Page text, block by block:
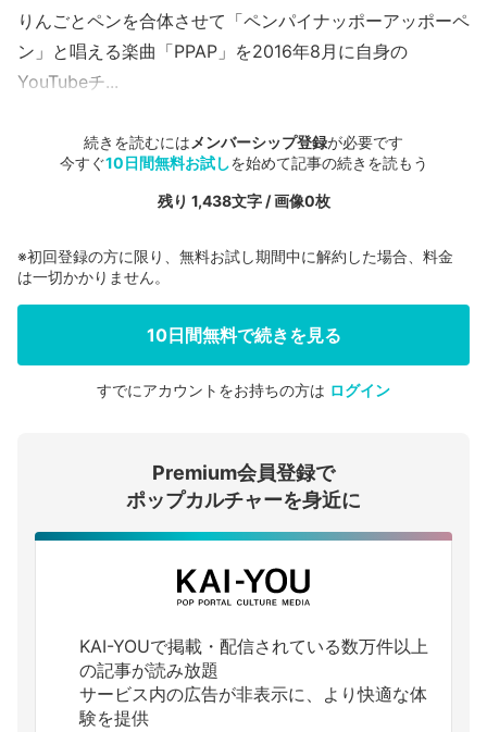
りんごとペンを合体させて「ペンパイナッポーアッポーペ
ン」と唱える楽曲「PPAP」を2016年8月に自身の
YouTubeチ...
続きを読むにはメンバーシップ登録が必要です
今すぐ10日間無料お試しを始めて記事の続きを読もう
残り 1,438文字 / 画像0枚
会員登録する
ログインする
※初回登録の方に限り、無料お試し期間中に解約した場合、料金
は一切かかりません。
10日間無料で続きを見る
すでにアカウントをお持ちの方は ログイン
Premium会員登録で
ポップカルチャーを身近に
KAI-YOUで掲載・配信されている数万件以上
の記事が読み放題
サービス内の広告が非表示に、より快適な体
験を提供